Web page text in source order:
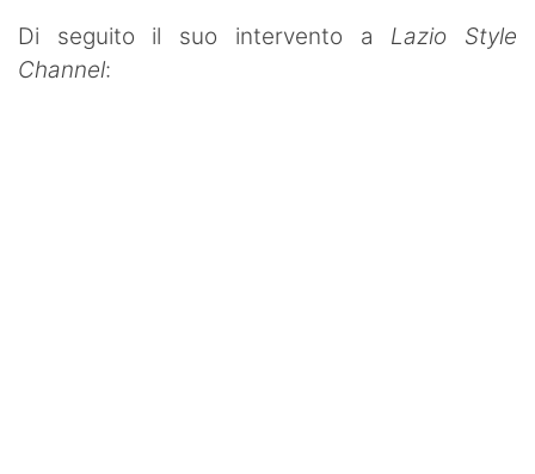
Di seguito il suo intervento a Lazio Style
Channel: